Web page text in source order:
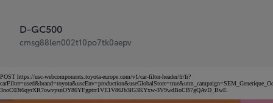
D-GC500
cmsg88len002t10po7tk0aepv
POST https://usc-webcomponents.toyota-europe.com/v1/car-filter-header/fr/fr?
3noC03t6qyrXR7owvysnOY86YFgptrr1VE1V86Jb3lG3KYxw-3V9wdBoCB7gQAvD_BwE